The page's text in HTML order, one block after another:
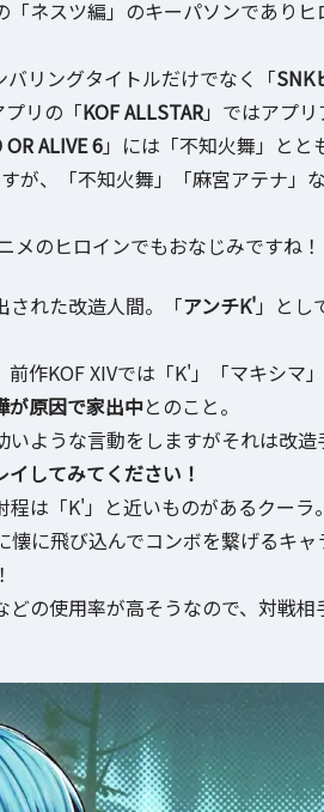
ネスツ編」のキーパソンであり
リングタイトルだけでなく「SNK
リの「KOF ALLSTAR」ではアプリ
OR ALIVE 6」には「不知火舞」とと
が、「不知火舞」「麻宮アテナ」
メのヒロインでもおなじみですね！
された改造人間。「アンチK'」とし
前作KOF XIVでは「K'」「マキシマ
が原因で家出中とのこと。
ような言動をしますがそれは改
してみてください！
は「K'」と近いものがあるクーラ。
に飛び込んでコンボを繋げるキ
の使用率が高そうなので、対戦